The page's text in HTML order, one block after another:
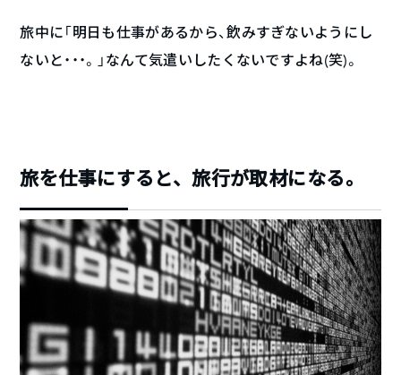
旅中に「明日も仕事があるから、飲みすぎないようにし
ないと・・・。」なんて気遣いしたくないですよね(笑)。
旅を仕事にすると、旅行が取材になる。